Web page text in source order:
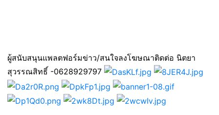
ผู้สนับสนุนแพลตฟอร์มข่าว/สนใจลงโฆษณาติดต่อ นิตยา
สุวรรณสิทธิ์ -0628929797